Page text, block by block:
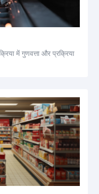
में गुणवत्ता और प्रक्रिया